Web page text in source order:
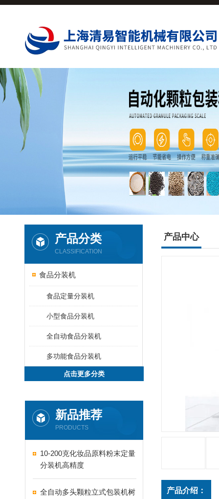
产品分类
CLASSIFICATION
食品分装机
食品定量分装机
小型食品分装机
全自动食品分装机
多功能食品分装机
点击更多分类
新品推荐
PRODUCTS
10-200克化妆品原料粉末定量
分装机高精度
全自动多头颗粒立式包装机树
产品中心
产品介绍：